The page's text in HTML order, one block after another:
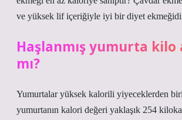
ve yüksek lif içeriğiyle iyi bir diyet
Haşlanmış yumurta kilo
mı?
Yumurtalar yüksek kalorili yiyeceklerden
yumurtanın kalori değeri yaklaşık 254